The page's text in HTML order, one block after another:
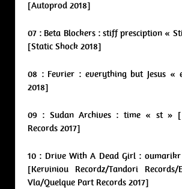
[Autoprod 2018]
07 : Beta Blockers : stiff presciption «
[Static Shock 2018]
08 : Fevrier : everything but Jesus «
2018]
09 : Sudan Archives : time « st » [
Records 2017]
10 : Drive With A Dead Girl :
[Kerviniou Recordz/Tandori
Vla/Quelque Part Records 2017]